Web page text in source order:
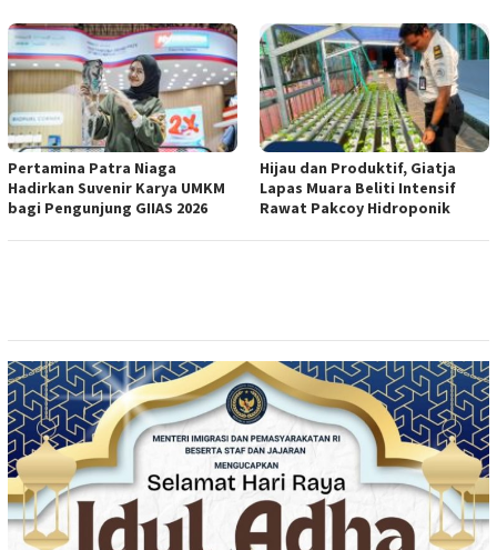
Pertamina Patra Niaga
Hadirkan Suvenir Karya UMKM
bagi Pengunjung GIIAS 2026
Hijau dan Produktif, Giatja
Lapas Muara Beliti Intensif
Rawat Pakcoy Hidroponik